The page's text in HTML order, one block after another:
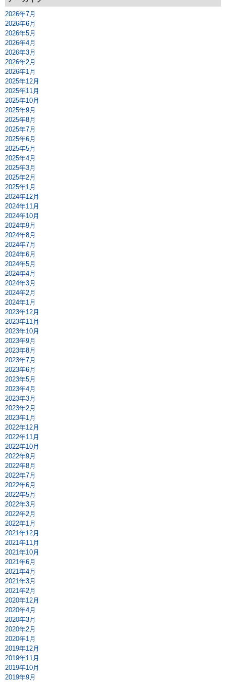
2026年7月
2026年6月
2026年5月
2026年4月
2026年3月
2026年2月
2026年1月
2025年12月
2025年11月
2025年10月
2025年9月
2025年8月
2025年7月
2025年6月
2025年5月
2025年4月
2025年3月
2025年2月
2025年1月
2024年12月
2024年11月
2024年10月
2024年9月
2024年8月
2024年7月
2024年6月
2024年5月
2024年4月
2024年3月
2024年2月
2024年1月
2023年12月
2023年11月
2023年10月
2023年9月
2023年8月
2023年7月
2023年6月
2023年5月
2023年4月
2023年3月
2023年2月
2023年1月
2022年12月
2022年11月
2022年10月
2022年9月
2022年8月
2022年7月
2022年6月
2022年5月
2022年3月
2022年2月
2022年1月
2021年12月
2021年11月
2021年10月
2021年6月
2021年4月
2021年3月
2021年2月
2020年12月
2020年4月
2020年3月
2020年2月
2020年1月
2019年12月
2019年11月
2019年10月
2019年9月